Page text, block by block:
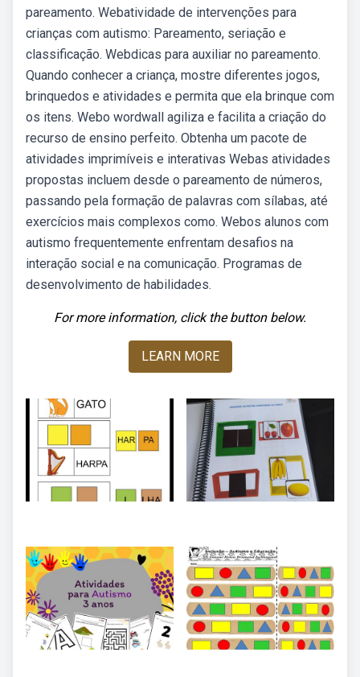
pareamento. Webatividade de intervenções para
crianças com autismo: Pareamento, seriação e
classificação. Webdicas para auxiliar no pareamento.
Quando conhecer a criança, mostre diferentes jogos,
brinquedos e atividades e permita que ela brinque com
os itens. Webo wordwall agiliza e facilita a criação do
recurso de ensino perfeito. Obtenha um pacote de
atividades imprimíveis e interativas Webas atividades
propostas incluem desde o pareamento de números,
passando pela formação de palavras com sílabas, até
exercícios mais complexos como. Webos alunos com
autismo frequentemente enfrentam desafios na
interação social e na comunicação. Programas de
desenvolvimento de habilidades.
For more information, click the button below.
LEARN MORE